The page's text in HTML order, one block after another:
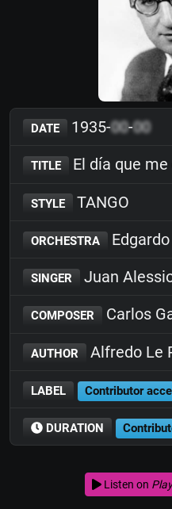
DATE 1935-00-00
TITLE El día que
STYLE TANGO
ORCHESTRA
SINGER Juan
COMPOSER Carlos
AUTHOR Alfredo Le
LABEL Contributor
DURATION
Listen on